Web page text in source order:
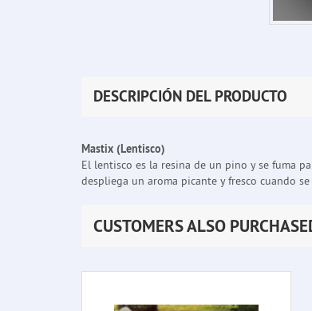
DESCRIPCIÓN DEL PRODUCTO
Mastix (Lentisco)
El lentisco es la resina de un pino y se fuma
despliega un aroma picante y fresco cuando se
CUSTOMERS ALSO